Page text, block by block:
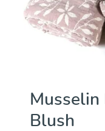
Musselin
Blush